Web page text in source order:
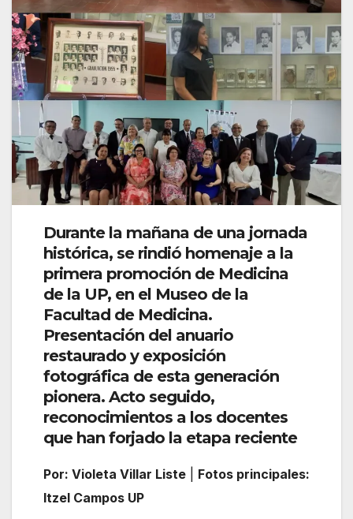
Durante la mañana de una jornada
histórica, se rindió homenaje a la
primera promoción de Medicina
de la UP, en el Museo de la
Facultad de Medicina.
Presentación del anuario
restaurado y exposición
fotográfica de esta generación
pionera. Acto seguido,
reconocimientos a los docentes
que han forjado la etapa reciente
Por: Violeta Villar Liste
Fotos principales:
Itzel Campos UP